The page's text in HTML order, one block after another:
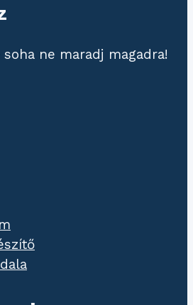
ne maradj magadra!